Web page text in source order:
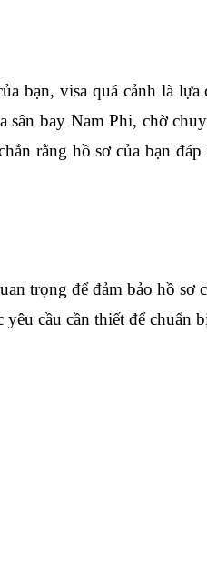
bạn, visa quá cảnh là
bay Nam Phi, chờ
rằng hồ sơ của bạn đáp
trọng để đảm bảo hồ sơ
cầu cần thiết để chuẩn